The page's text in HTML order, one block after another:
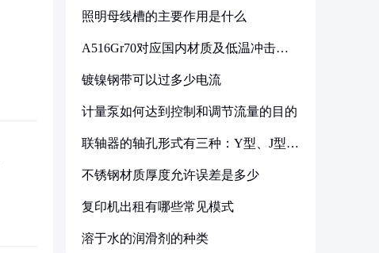
照明母线槽的主要作用是什么
A516Gr70对应国内材质及低温冲击要
镀镍钢带可以过多少电流
计量泵如何达到控制和调节流量的目的
联轴器的轴孔形式有三种：Y型、J型、
不锈钢材质厚度允许误差是多少
复印机出租有哪些常见模式
溶于水的润滑剂的种类